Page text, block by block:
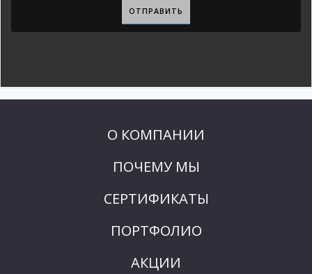
ALTERNATIVE:
О КОМПАНИИ
ПОЧЕМУ МЫ
СЕРТИФИКАТЫ
ПОРТФОЛИО
АКЦИИ